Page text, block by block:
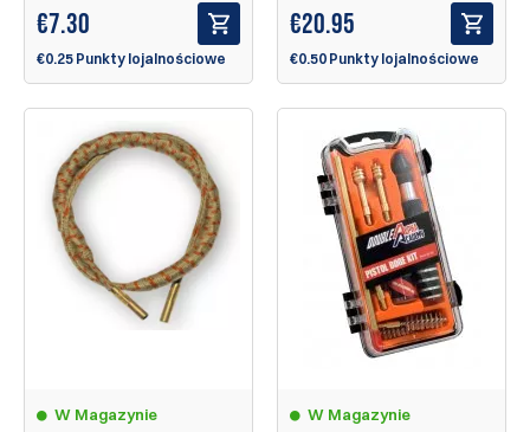
€7.30
€0.25 Punkty lojalnościowe
€20.95
€0.50 Punkty lojalnościowe
W Magazynie W Magazynie